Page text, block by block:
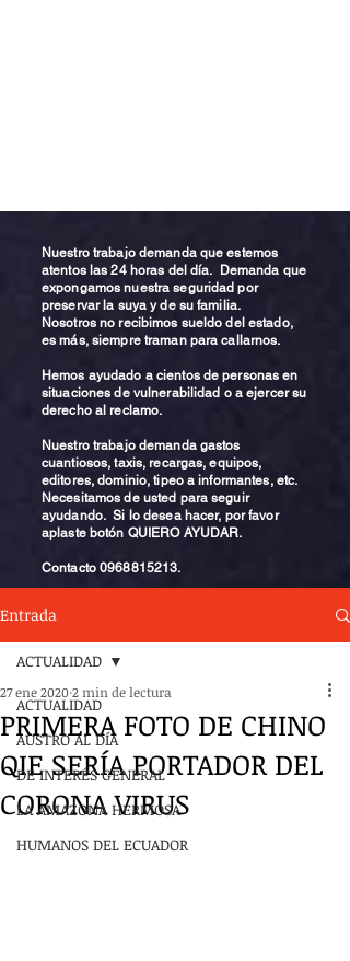
Nuestro trabajo demanda que estemos
atentos las 24 horas del día. Demanda que
expongamos nuestra seguridad por
preservar la suya y de su familia.
Nosotros no recibimos sueldo del estado,
es más, siempre traman para callarnos.
Hemos ayudado a cientos de personas en
situaciones de vulnerabilidad o a ejercer su
derecho al reclamo.
Nuestro trabajo demanda gastos
cuantiosos, taxis, recargas, equipos,
editores, dominio, tipeo a informantes, etc.
Necesitamos de usted para seguir
ayudando. Si lo desea hacer, por favor
aplaste botón QUIERO AYUDAR.
Contacto0968815213.
Entrada
ACTUALIDAD
AUSTRO AL DÍA
DE INTERÉS GENERAL
LA AMAZONA HERMOSA
HUMANOS DEL ECUADOR
ACTUALIDAD
PRIMERA FOTO DE CHINO
QIE SERÍA PORTADOR DEL
CORONA VIRUS
27 ene 20202 min de lectura